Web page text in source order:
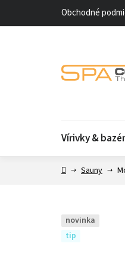
Obchodné
Vírivky &
DomovSauny
novinka
tip